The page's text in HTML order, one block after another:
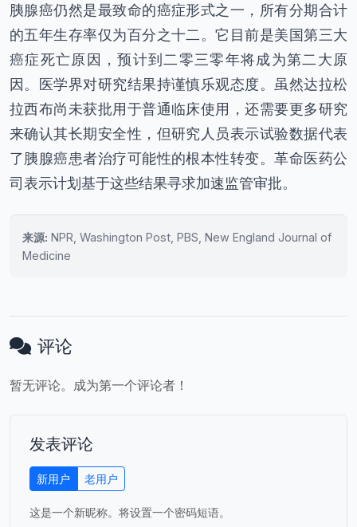
胰腺癌仍然是最致命的癌症形式之一，所有分期合计
的五年生存率仅为百分之十二。它目前是美国第三大
癌症死亡原因，预计到二零三零年将成为第二大原
因。医学界对研究结果持谨慎乐观态度。虽然达拉松
拉西布尚未获批用于普通临床使用，还需要更多研究
来确认其长期安全性，但研究人员表示试验数据代表
了胰腺癌患者治疗可能性的根本性转变。革命医药公
司表示计划基于这些结果寻求加速监管审批。
来源: NPR, Washington Post, PBS, New England Journal of
Medicine
评论
暂无评论。成为第一个评论者！
发表评论
新用户 老用户
这是一个新昵称。将设置一个密码短语。